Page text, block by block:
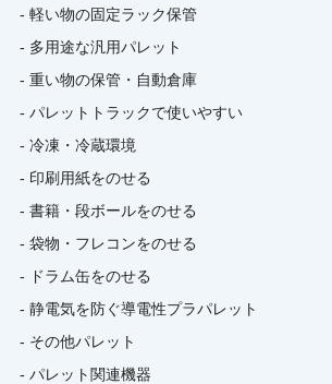
- 軽い物の固定ラック保管
- 多用途な汎用パレット
- 重い物の保管・自動倉庫
- パレットトラックで使いやすい
- 冷凍・冷蔵環境
- 印刷用紙をのせる
- 書籍・段ボールをのせる
- 袋物・フレコンをのせる
- ドラム缶をのせる
- 静電気を防ぐ導電性プラパレット
- その他パレット
- パレット関連機器